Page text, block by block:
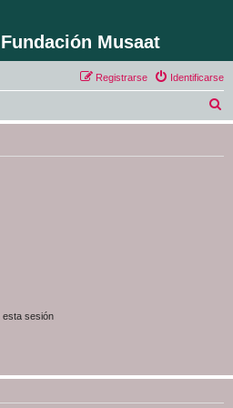
Musaat
Identificarse
Registrarse
u
esta sesión